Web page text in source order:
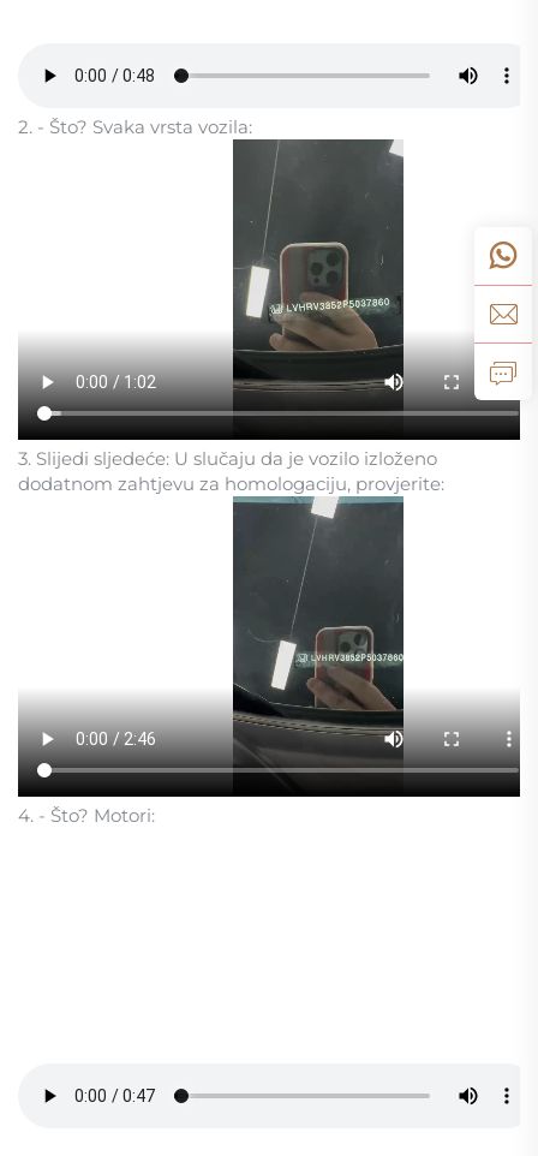
2. - Što? Svaka vrsta vozila:
3. Slijedi sljedeće: U slučaju da je vozilo izloženo
dodatnom zahtjevu za homologaciju, provjerite:
4. - Što? Motori: